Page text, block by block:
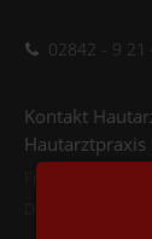
02842 - 9 21
Kontakt
D-47475 Kamp-